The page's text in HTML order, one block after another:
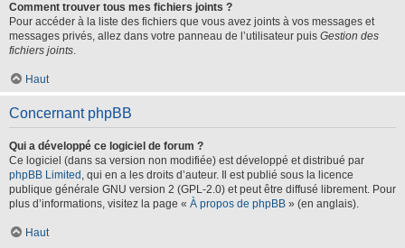
Comment trouver tous mes fichiers joints ?
Pour accéder à la liste des fichiers que vous avez joints à vos messages et
messages privés, allez dans votre panneau de l’utilisateur puis Gestion des
fichiers joints.
Haut
Concernant phpBB
Qui a développé ce logiciel de forum ?
Ce logiciel (dans sa version non modifiée) est développé et distribué par
phpBB Limited , qui en a les droits d’auteur. Il est publié sous la licence
publique générale GNU version 2 (GPL-2.0) et peut être diffusé librement. Pour
plus d’informations, visitez la page « À propos de phpBB » (en anglais).
Haut